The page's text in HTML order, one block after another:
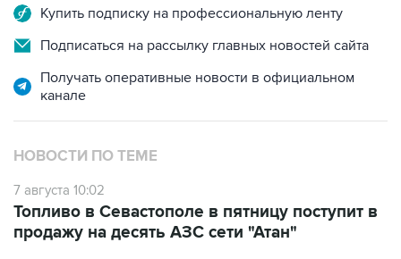
Купить подписку на профессиональную ленту
Подписаться на рассылку главных новостей сайта
Получать оперативные новости в официальном
канале
НОВОСТИ ПО ТЕМЕ
7 августа 10:02
Топливо в Севастополе в пятницу поступит в
продажу на десять АЗС сети "Атан"